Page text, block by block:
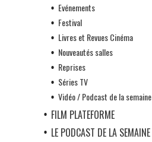
Evénements
Festival
Livres et Revues Cinéma
Nouveautés salles
Reprises
Séries TV
Vidéo / Podcast de la semaine
FILM PLATEFORME
LE PODCAST DE LA SEMAINE